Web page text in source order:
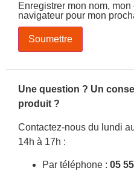
Enregistrer mon nom,
navigateur pour mon
Une question ? Un
produit ?
Contactez-nous du lundi
14h à 17h :
Par téléphone : 05